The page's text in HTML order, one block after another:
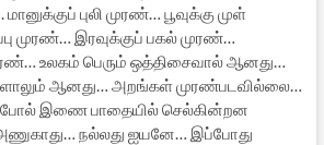
புலி முரண்… பூவுக்கு முள்
முரண்… இரவுக்குப் பகல் முரண்…
உலகம் பெரும் ஒத்திசைவால் ஆனது…
ஆனது… அறங்கள் முரண்படவில்லை…
போல் இணை பாதையில் செல்கின்றன
நல்லது ஐயனே… இப்போது